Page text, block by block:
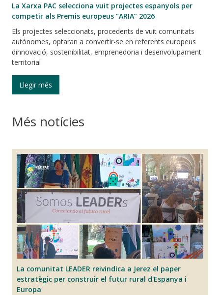
La Xarxa PAC selecciona vuit projectes espanyols per
competir als Premis europeus “ARIA” 2026
Els projectes seleccionats, procedents de vuit comunitats
autònomes, optaran a convertir-se en referents europeus
dinnovació, sostenibilitat, emprenedoria i desenvolupament
territorial
Llegir més
Més notícies
La comunitat LEADER reivindica a Jerez el paper
estratègic per construir el futur rural d'Espanya i
Europa